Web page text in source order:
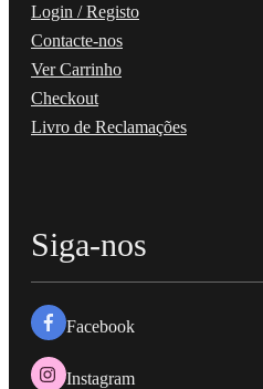
Login / Registo
Contacte-nos
Ver Carrinho
Checkout
Livro de Reclamações
Siga-nos
Facebook
Instagram